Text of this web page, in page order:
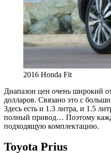
2016 Honda Fit
Диапазон цен очень широкий
долларов. Связано это с
Здесь есть и 1.3 литра, и 1.5
полный привод… Поэтому
подходящую комплектацию.
Toyota Prius